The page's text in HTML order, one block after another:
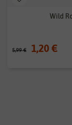
Wild
5,99 € 1,20 €